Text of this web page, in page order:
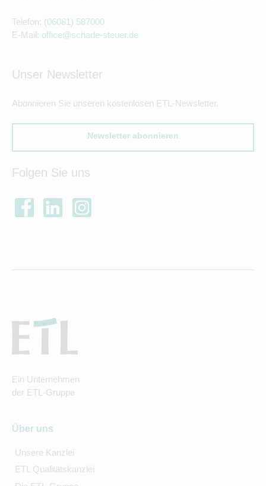
Telefon: (06081) 587000
E-Mail: office@schade-steuer.de
Unser Newsletter
Abonnieren Sie unseren kostenlosen ETL-Newsletter.
Newsletter abonnieren
Folgen Sie uns
Ein Unternehmen
der ETL-Gruppe
Über uns
Unsere Kanzlei
ETL Qualitätskanzlei